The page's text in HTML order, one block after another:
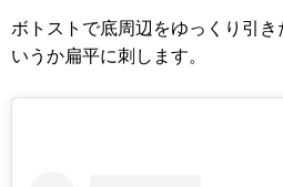
ボトストで底周辺をゆっくり引
いうか扁平に刺します。